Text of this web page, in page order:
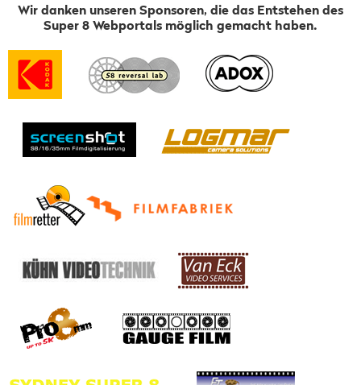
Wir danken unseren Sponsoren, die das Entstehen des
Super 8 Webportals möglich gemacht haben.